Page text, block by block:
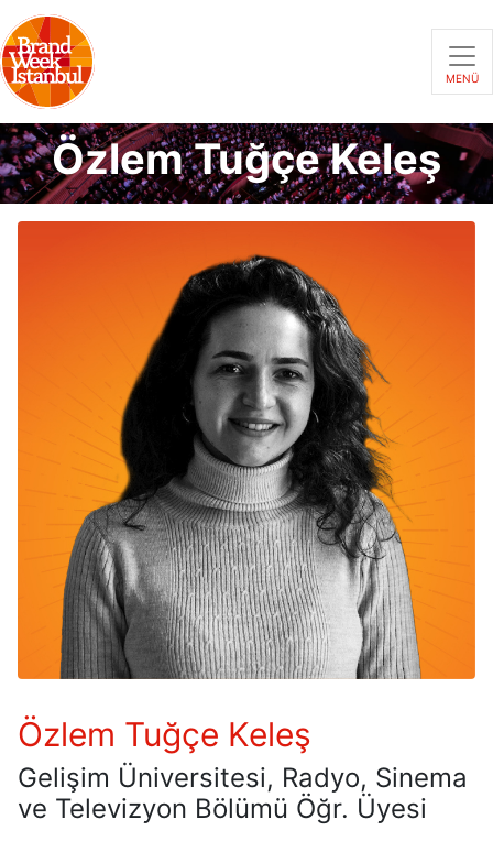
MENÜ
Özlem Tuğçe Keleş
Özlem Tuğçe Keleş
Gelişim Üniversitesi, Radyo, Sinema
ve Televizyon Bölümü Öğr. Üyesi